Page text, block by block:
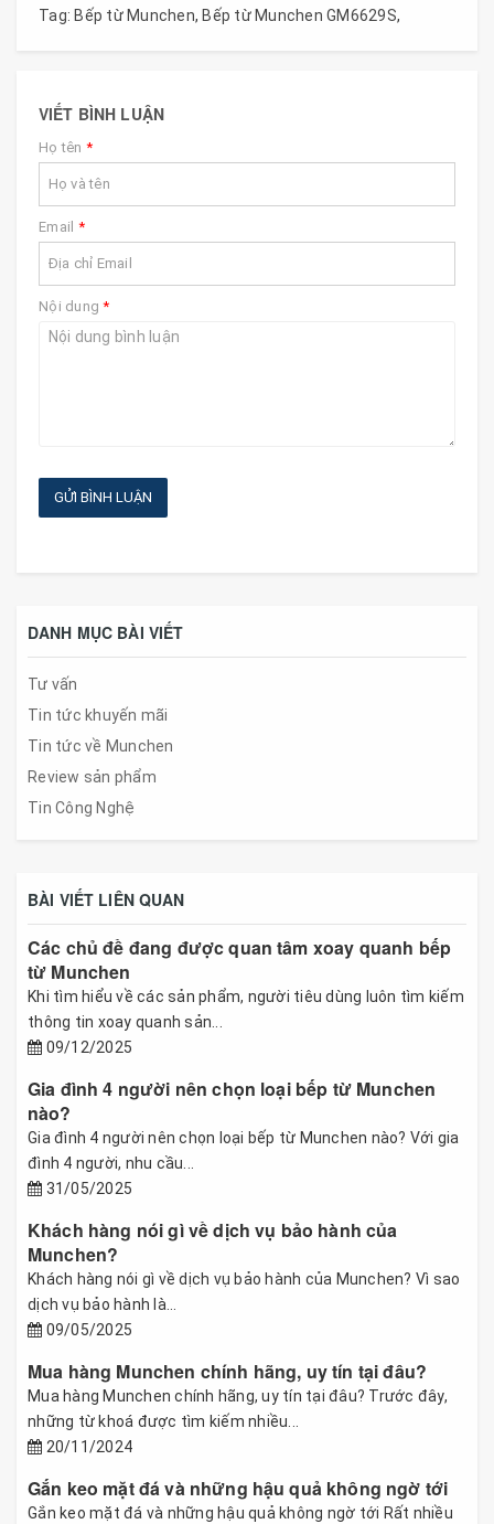
Tag: Bếp từ Munchen, Bếp từ Munchen GM6629S,
VIẾT BÌNH LUẬN
Họ tên *
Email *
Nội dung*
GỬI BÌNH LUẬN
DANH MỤC BÀI VIẾT
Tư vấn
Tin tức khuyến mãi
Tin tức về Munchen
Review sản phẩm
Tin Công Nghệ
BÀI VIẾT LIÊN QUAN
Các chủ đề đang được quan tâm xoay quanh bếp
từ Munchen
Khi tìm hiểu về các sản phẩm, người tiêu dùng luôn tìm kiếm
thông tin xoay quanh sản...
09/12/2025
Gia đình 4 người nên chọn loại bếp từ Munchen
nào?
Gia đình 4 người nên chọn loại bếp từ Munchen nào? Với gia
đình 4 người, nhu cầu...
31/05/2025
Khách hàng nói gì về dịch vụ bảo hành của
Munchen?
Khách hàng nói gì về dịch vụ bảo hành của Munchen? Vì sao
dịch vụ bảo hành là...
09/05/2025
Mua hàng Munchen chính hãng, uy tín tại đâu?
Mua hàng Munchen chính hãng, uy tín tại đâu? Trước đây,
những từ khoá được tìm kiếm nhiều...
20/11/2024
Gắn keo mặt đá và những hậu quả không ngờ tới
Gắn keo mặt đá và những hậu quả không ngờ tới Rất nhiều